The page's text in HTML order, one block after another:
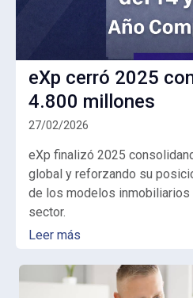
eXp cerró 2025
4.800 millones
27/02/2026
eXp finalizó 2025
global y reforzando su
de los modelos inmobiliarios
sector.
Leer más